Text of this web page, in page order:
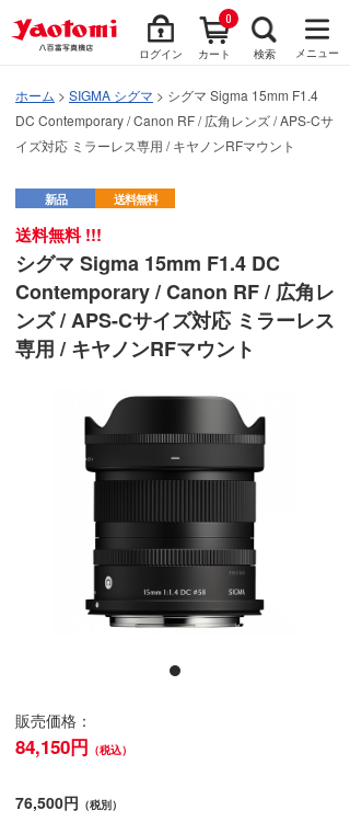
ログイン カート
0
検索 メニュー
ホーム > SIGMA シグマ > シグマ Sigma 15mm F1.4
DC Contemporary / Canon RF / 広角レンズ / APS-Cサ
イズ対応 ミラーレス専用 / キヤノンRFマウント
新品 送料無料
送料無料 !!!
シグマ Sigma 15mm F1.4 DC
Contemporary / Canon RF / 広角レ
ンズ / APS-Cサイズ対応 ミラーレス
専用 / キヤノンRFマウント
販売価格：
84,150円 （税込）
76,500円 （税別）